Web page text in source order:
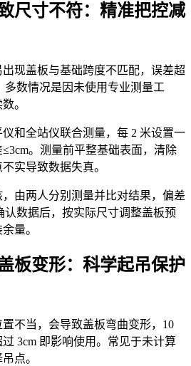
尺寸不符：精准把控减
现盖板与基础跨度不匹配，误差超
多数情况是因未使用专业测量工
。
和全站仪联合测量，每 2 米设置一
。测量前平整基础表面，清除
实导致数据失真。
由两人分别测量并比对结果，偏差
认数据后，按实际尺寸调整盖板预
量。
板变形：科学起吊保护
不当，会导致盖板弯曲变形，10
3cm 即影响使用。常见于未计算
点。